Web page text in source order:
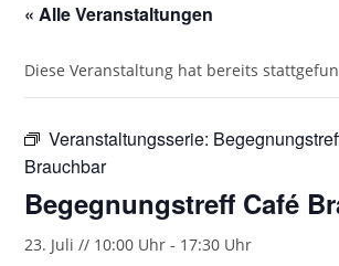
« Alle Veranstaltungen
Diese Veranstaltung hat bereits
Veranstaltungsserie:
Brauchbar
Begegnungstreff Café
23. Juli // 10:00 Uhr - 17:30 Uhr